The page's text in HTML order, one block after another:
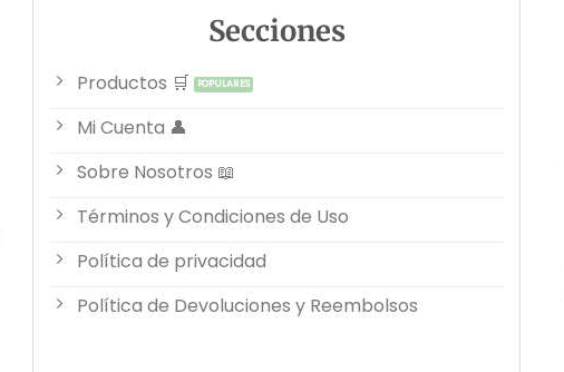
Secciones
Productos 🛒
Mi Cuenta 👤
Sobre Nosotros 📖
Términos y Condiciones de Uso
Política de privacidad
Política de Devoluciones y Reembolsos